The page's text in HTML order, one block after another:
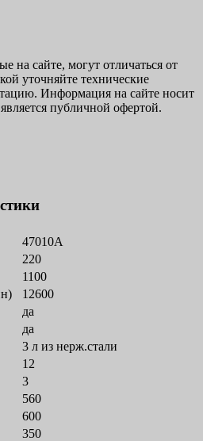
на сайте, могут отличаться от
уточняйте технические
Информация на сайте носит
публичной офертой.
47010A
220
1100
12600
да
да
3 л из нерж.стали
12
3
560
600
350